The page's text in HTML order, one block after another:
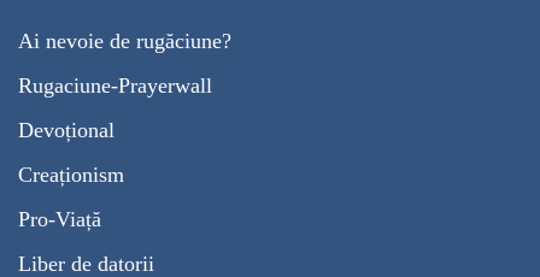
Ai nevoie de rugăciune?
Rugaciune-Prayerwall
Devoțional
Creaționism
Pro-Viață
Liber de datorii